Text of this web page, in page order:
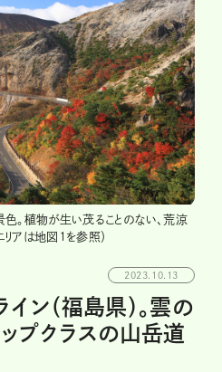
。植物が生い茂ることのない、荒涼
アは地図1を参照）
2023.10.13
ン（福島県）。雲の
ップクラスの山岳道